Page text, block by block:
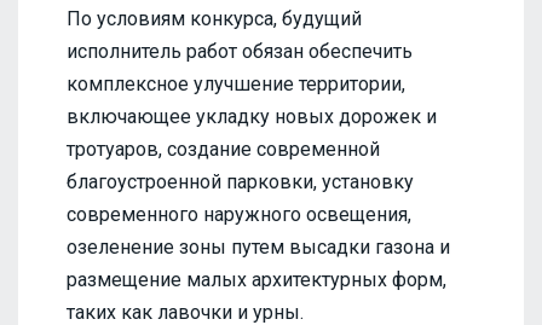
По условиям конкурса, будущий
исполнитель работ обязан обеспечить
комплексное улучшение территории,
включающее укладку новых дорожек и
тротуаров, создание современной
благоустроенной парковки, установку
современного наружного освещения,
озеленение зоны путем высадки газона и
размещение малых архитектурных форм,
таких как лавочки и урны.